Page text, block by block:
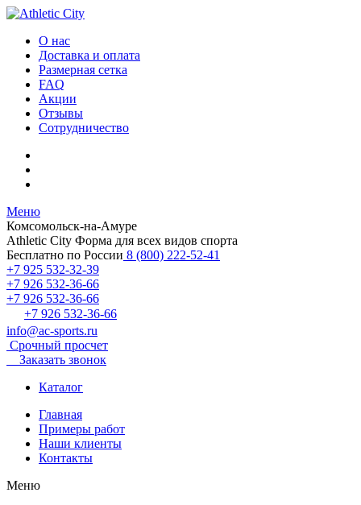
О нас
Доставка и оплата
Размерная сетка
FAQ
Акции
Отзывы
Сотрудничество
Меню
Комсомольск-на-Амуре
Athletic City Форма для всех видов спорта
Бесплатно по России 8 (800) 222-52-41
+7 925 532-32-39
+7 926 532-36-66
+7 926 532-36-66
+7 926 532-36-66
info@ac-sports.ru
Срочный просчет
Заказать звонок
Каталог
Главная
Примеры работ
Наши клиенты
Контакты
Меню